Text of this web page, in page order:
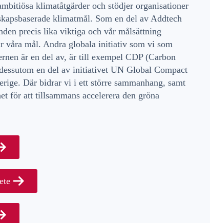
klimatåtgärder och stödjer organisationer
klimatmål. Som en del av Addtech
precis lika viktiga och vår målsättning
våra mål. Andra globala initiativ som vi som
är en del av, är till exempel CDP (Carbon
en del av initiativet UN Global Compact
Där bidrar vi i ett större sammanhang, samt
för att tillsammans accelerera den gröna